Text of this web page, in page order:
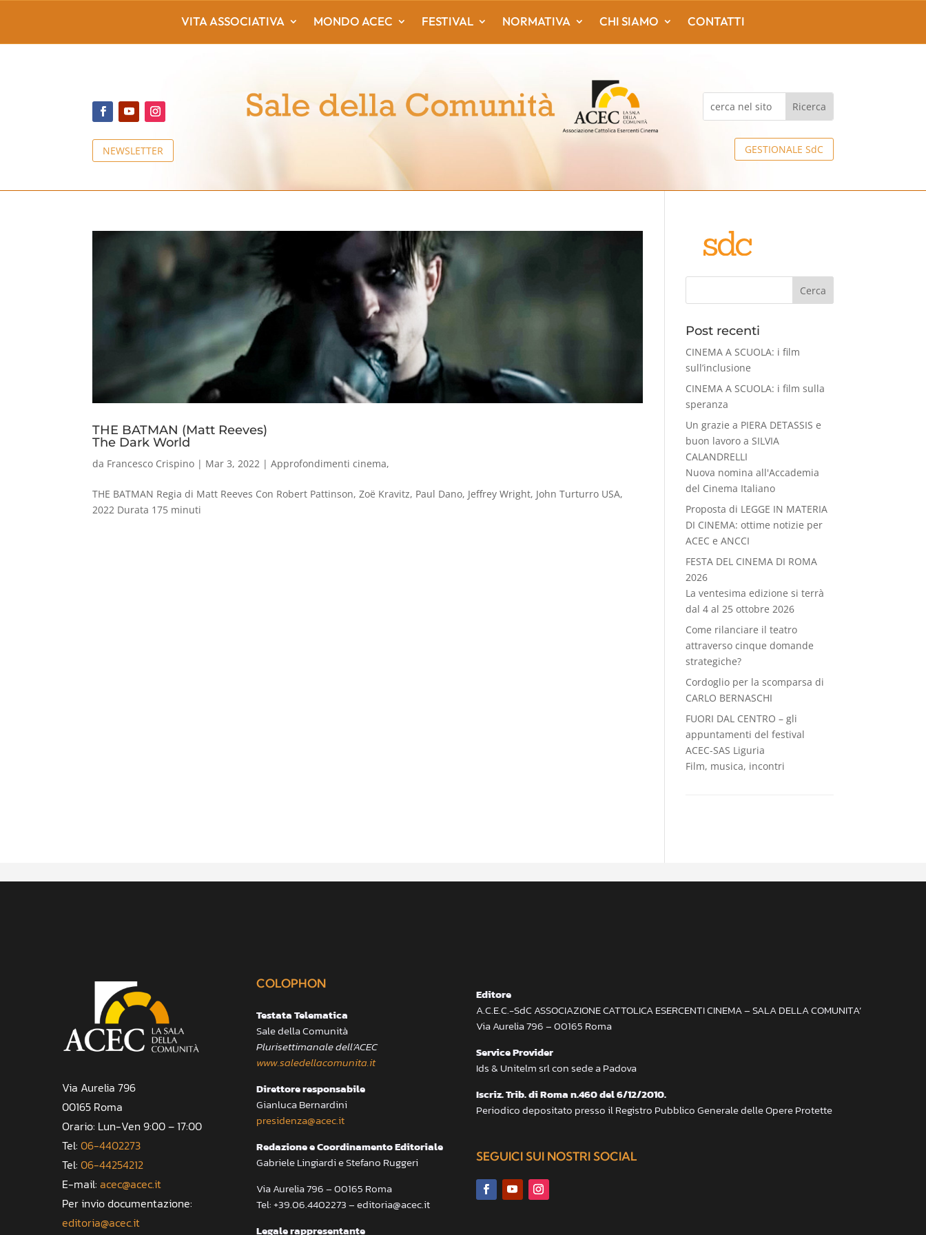
NEWSLETTER GESTIONALE SdC
VITA ASSOCIATIVA MONDO ACEC FESTIVAL NORMATIVA CHI SIAMO CONTATTI
THE BATMAN (Matt Reeves)
The Dark World
da Francesco Crispino | Mar 3, 2022 |Approfondimenti cinema,
THE BATMAN Regia di Matt Reeves Con Robert Pattinson, Zoë Kravitz, Paul Dano, Jeffrey Wright, John Turturro USA,
2022 Durata 175 minuti
Cerca
Post recenti
CINEMA A SCUOLA: i film
sull’inclusione
CINEMA A SCUOLA: i film sulla
speranza
Un grazie a PIERA DETASSIS e
buon lavoro a SILVIA
CALANDRELLI
Nuova nomina all'Accademia
del Cinema Italiano
Proposta di LEGGE IN MATERIA
DI CINEMA: ottime notizie per
ACEC e ANCCI
FESTA DEL CINEMA DI ROMA
2026
La ventesima edizione si terrà
dal 4 al 25 ottobre 2026
Come rilanciare il teatro
attraverso cinque domande
strategiche?
Cordoglio per la scomparsa di
CARLO BERNASCHI
FUORI DAL CENTRO – gli
appuntamenti del festival
ACEC-SAS Liguria
Film, musica, incontri
Via Aurelia 796
00165 Roma
Orario: Lun-Ven 9:00 – 17:00
Tel: 06-4402273
Tel: 06-44254212
E-mail: acec@acec.it
Per invio documentazione:
editoria@acec.it
COLOPHON
Testata Telematica
Sale della Comunità
Plurisettimanale dell’ACEC
www.saledellacomunita.it
Direttore responsabile
Gianluca Bernardini
presidenza@acec.it
Redazione e Coordinamento Editoriale
Gabriele Lingiardi e Stefano Ruggeri
Via Aurelia 796 – 00165 Roma
Tel: +39.06.4402273 – editoria@acec.it
Legale rappresentante
Editore
A.C.E.C.-SdC ASSOCIAZIONE CATTOLICA ESERCENTI CINEMA – SALA DELLA COMUNITA’
Via Aurelia 796 – 00165 Roma
Service Provider
Ids & Unitelm srl con sede a Padova
Iscriz. Trib. di Roma n.460 del 6/12/2010.
Periodico depositato presso il Registro Pubblico Generale delle Opere Protette
SEGUICI SUI NOSTRI SOCIAL